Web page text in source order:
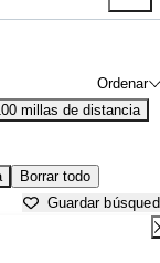
Ordenar
millas de distancia
Borrar todo
Guardar